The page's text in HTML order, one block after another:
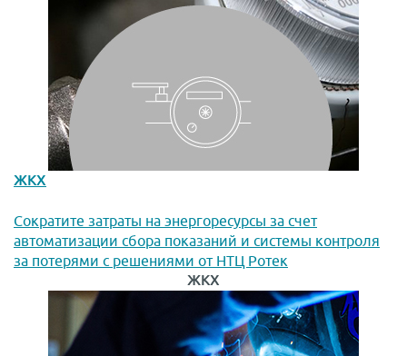
ЖКХ
Сократите затраты на энергоресурсы за счет
автоматизации сбора показаний и системы контроля
за потерями с решениями от НТЦ Ротек
ЖКХ